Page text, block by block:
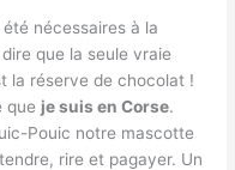
nécessaires à la
que la seule vraie
la réserve de chocolat !
que je suis en Corse.
Pouic notre mascotte
rire et pagayer. Un